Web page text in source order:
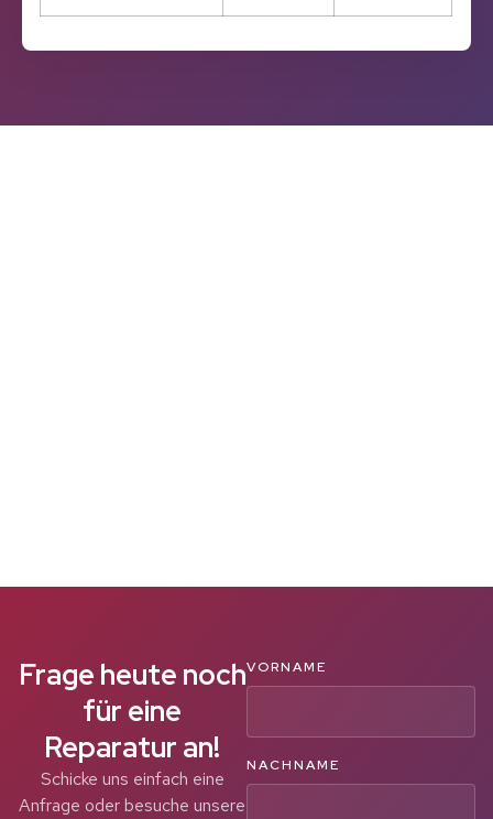
Frage heute noch
für eine
Reparatur an!
Schicke uns einfach eine
Anfrage oder besuche unsere
VORNAME
NACHNAME